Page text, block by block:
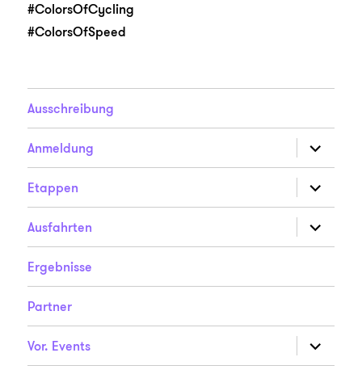
#ColorsOfCycling
#ColorsOfSpeed
Ausschreibung
Anmeldung
anzeigen
Etappen
anzeigen
Ausfahrten
anzeigen
Ergebnisse
Partner
Vor. Events
anzeigen